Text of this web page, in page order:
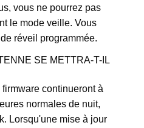
vous ne pourrez pas
le mode veille. Vous
réveil programmée.
SE METTRA-T-IL
continueront à
normales de nuit,
Lorsqu'une mise à jour